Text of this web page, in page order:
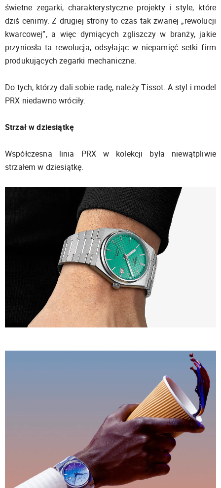
świetne zegarki, charakterystyczne projekty i style, które
dziś cenimy. Z drugiej strony to czas tak zwanej „rewolucji
kwarcowej”, a więc dymiących zgliszczy w branży, jakie
przyniosła ta rewolucja, odsyłając w niepamięć setki firm
produkujących zegarki mechaniczne.
Do tych, którzy dali sobie radę, należy Tissot. A styl i model
PRX niedawno wróciły.
Strzał w dziesiątkę
Współczesna linia PRX w kolekcji była niewątpliwie
strzałem w dziesiątkę.